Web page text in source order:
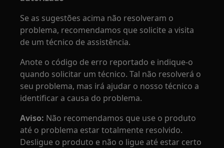
Se as sugestões acima não resolveram o
problema, recomendamos que solicite a visita
de um técnico de assistência.
Anote o código de erro reportado e indique-o
quando solicitar um técnico. Tal não resolverá o
seu problema, mas irá ajudar o nosso técnico a
identificar a causa do problema.
Aviso: Não recomendamos que use o produto
até o problema estar totalmente resolvido.
Desligue o produto e não o ligue até estar certo